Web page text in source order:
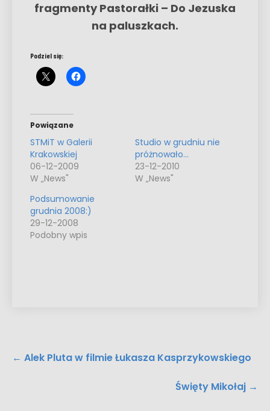
fragmenty Pastorałki – Do Jezuska
na paluszkach.
Podziel się:
Powiązane
STMiT w Galerii
Krakowskiej
06-12-2009
W „News"
Studio w grudniu nie
próżnowało…
23-12-2010
W „News"
Podsumowanie
grudnia 2008:)
29-12-2008
Podobny wpis
Post
navigation
← Alek Pluta w filmie Łukasza Kasprzykowskiego
Święty Mikołaj →